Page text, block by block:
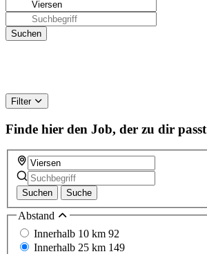
Filter
Finde hier den Job, der zu dir passt
Suchen Suche
Abstand
Innerhalb 10 km 92
Innerhalb 25 km 149